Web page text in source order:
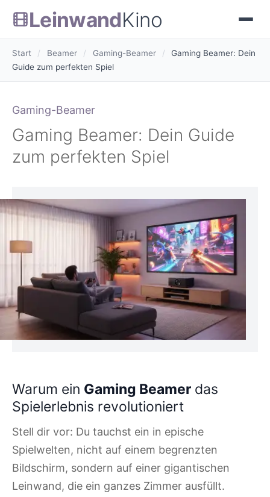
LeinwandKino
Start / Beamer / Gaming-Beamer /
Gaming Beamer: Dein
Guide zum perfekten Spiel
Gaming-Beamer
Gaming Beamer: Dein Guide
zum perfekten Spiel
Warum ein Gaming Beamer das
Spielerlebnis revolutioniert
Stell dir vor: Du tauchst ein in epische
Spielwelten, nicht auf einem begrenzten
Bildschirm, sondern auf einer gigantischen
Leinwand, die ein ganzes Zimmer ausfüllt.